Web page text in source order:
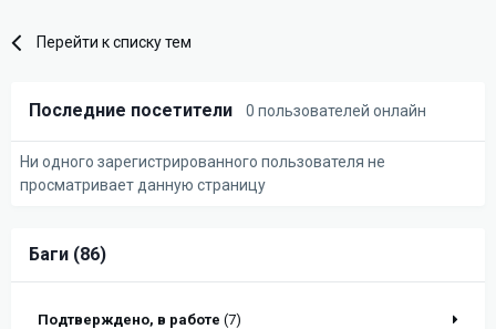
Перейти к списку тем
Последние посетители 0 пользователей онлайн
Ни одного зарегистрированного пользователя не
просматривает данную страницу
Баги (86)
Подтверждено, в работе (7)